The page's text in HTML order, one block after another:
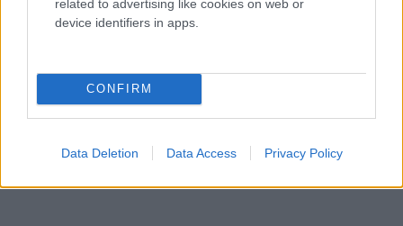
related to advertising like cookies on web or
device identifiers in apps.
CONFIRM
Data Deletion Data Access Privacy Policy